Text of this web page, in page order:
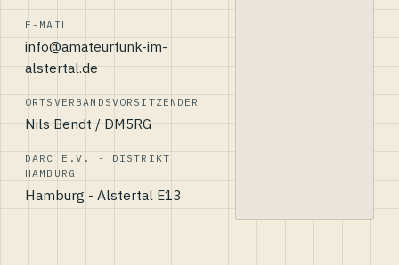
E-MAIL
info@amateurfunk-im-
alstertal.de
ORTSVERBANDSVORSITZENDER
Nils Bendt / DM5RG
DARC E.V. - DISTRIKT
HAMBURG
Hamburg - Alstertal E13